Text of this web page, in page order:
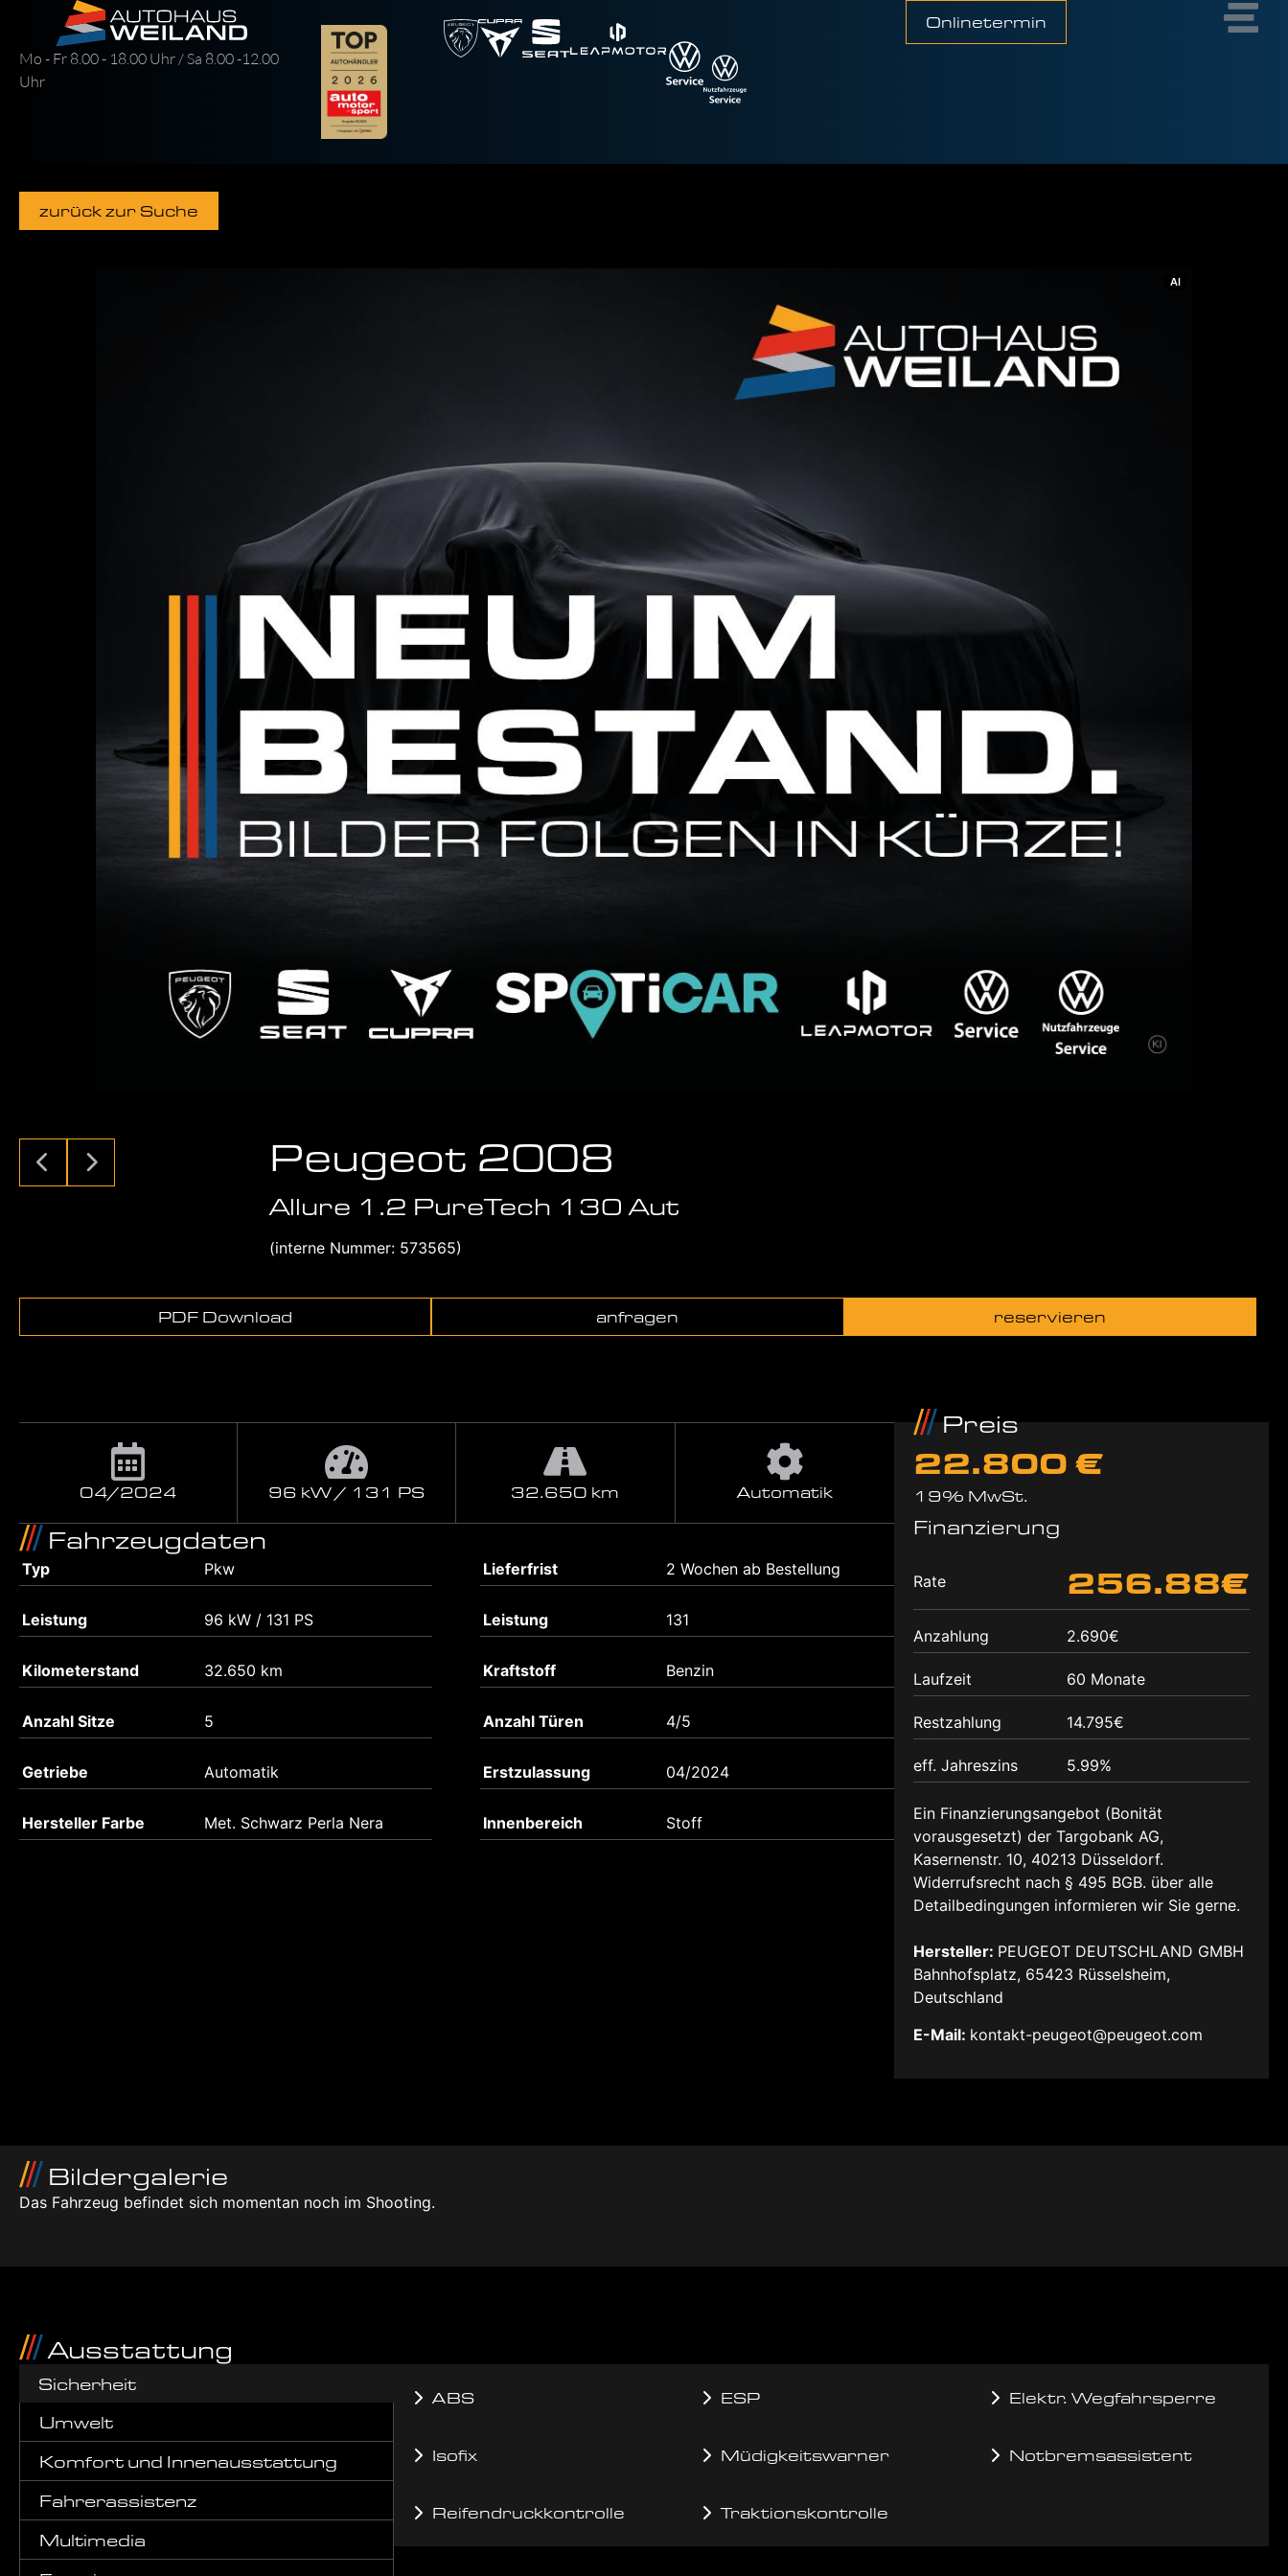
Mo - Fr 8.00 - 18.00 Uhr / Sa 8.00 -12.00
Uhr
Onlinetermin
zurück zur Suche
AI
Peugeot 2008
Allure 1.2 PureTech 130 Aut
(interne Nummer: 573565)
PDF Download anfragen reservieren
04/2024 96 kW / 131 PS 32.650 km Automatik
Fahrzeugdaten
Typ Pkw Lieferfrist 2 Wochen ab Bestellung
Leistung 96 kW / 131 PS Leistung 131
Kilometerstand 32.650 km Kraftstoff Benzin
Anzahl Sitze 5 Anzahl Türen 4/5
Getriebe Automatik Erstzulassung 04/2024
Hersteller Farbe Met. Schwarz Perla Nera Innenbereich Stoff
Preis
22.800 €
19% MwSt.
Finanzierung
Rate 256.88€
Anzahlung 2.690€
Laufzeit 60 Monate
Restzahlung 14.795€
eff. Jahreszins 5.99%
Ein Finanzierungsangebot (Bonität
vorausgesetzt) der Targobank AG,
Kasernenstr. 10, 40213 Düsseldorf.
Widerrufsrecht nach § 495 BGB. über alle
Detailbedingungen informieren wir Sie gerne.
Hersteller: PEUGEOT DEUTSCHLAND GMBH
Bahnhofsplatz, 65423 Rüsselsheim,
Deutschland
E-Mail: kontakt-peugeot@peugeot.com
Bildergalerie
Das Fahrzeug befindet sich momentan noch im Shooting.
Ausstattung
Sicherheit
Umwelt
Komfort und Innenausstattung
Fahrerassistenz
Multimedia
ABS ESP Elektr. Wegfahrsperre
Isofix Müdigkeitswarner Notbremsassistent
Reifendruckkontrolle Traktionskontrolle